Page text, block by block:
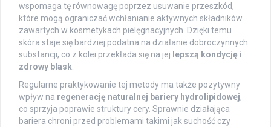
wspomaga tę równowagę poprzez usuwanie przeszkód,
które mogą ograniczać wchłanianie aktywnych składników
zawartych w kosmetykach pielęgnacyjnych. Dzięki temu
skóra staje się bardziej podatna na działanie dobroczynnych
substancji, co z kolei przekłada się na jej lepszą kondycję i
zdrowy blask
Regularne praktykowanie tej metody ma także pozytywny
wpływ na regenerację naturalnej bariery hydrolipidowej,
co sprzyja poprawie struktury cery. Sprawnie działająca
bariera chroni przed problemami takimi jak suchość czy